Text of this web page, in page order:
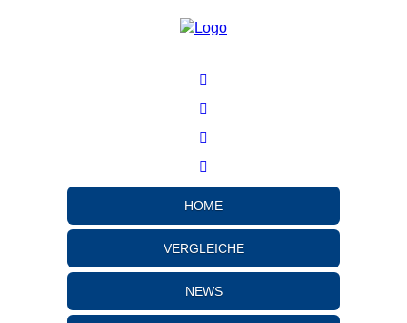
HOME
VERGLEICHE
NEWS